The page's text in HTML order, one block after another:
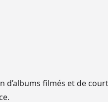
d’albums filmés et de